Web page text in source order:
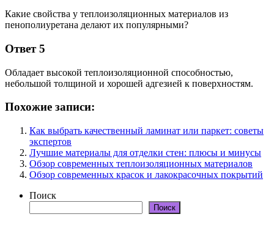
Какие свойства у теплоизоляционных материалов из
пенополиуретана делают их популярными?
Ответ 5
Обладает высокой теплоизоляционной способностью,
небольшой толщиной и хорошей адгезией к поверхностям.
Похожие записи:
Как выбрать качественный ламинат или паркет: советы
экспертов
Лучшие материалы для отделки стен: плюсы и минусы
Обзор современных теплоизоляционных материалов
Обзор современных красок и лакокрасочных покрытий
Поиск
Поиск